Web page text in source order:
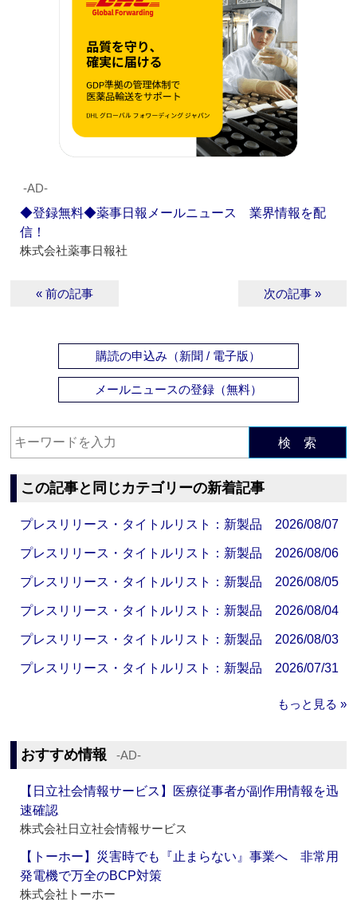
‐AD‐
◆登録無料◆薬事日報メールニュース 業界情報を配
信！
株式会社薬事日報社
« 前の記事 次の記事 »
購読の申込み（新聞 / 電子版）
メールニュースの登録（無料）
検 索
この記事と同じカテゴリーの新着記事
プレスリリース・タイトルリスト：新製品 2026/08/07
プレスリリース・タイトルリスト：新製品 2026/08/06
プレスリリース・タイトルリスト：新製品 2026/08/05
プレスリリース・タイトルリスト：新製品 2026/08/04
プレスリリース・タイトルリスト：新製品 2026/08/03
プレスリリース・タイトルリスト：新製品 2026/07/31
もっと見る »
おすすめ情報 ‐AD‐
【日立社会情報サービス】医療従事者が副作用情報を迅
速確認
株式会社日立社会情報サービス
【トーホー】災害時でも『止まらない』事業へ 非常用
発電機で万全のBCP対策
株式会社トーホー